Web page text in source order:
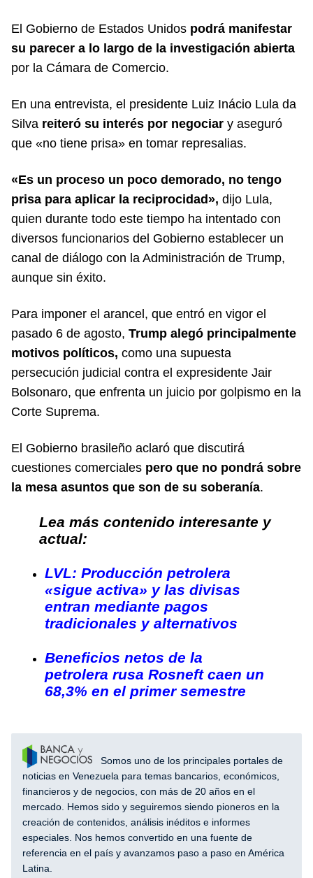
El Gobierno de Estados Unidos podrá manifestar
su parecer a lo largo de la investigación abierta
por la Cámara de Comercio.
En una entrevista, el presidente Luiz Inácio Lula da
Silva reiteró su interés por negociar y aseguró
que «no tiene prisa» en tomar represalias.
«Es un proceso un poco demorado, no tengo
prisa para aplicar la reciprocidad», dijo Lula,
quien durante todo este tiempo ha intentado con
diversos funcionarios del Gobierno establecer un
canal de diálogo con la Administración de Trump,
aunque sin éxito.
Para imponer el arancel, que entró en vigor el
pasado 6 de agosto, Trump alegó principalmente
motivos políticos, como una supuesta
persecución judicial contra el expresidente Jair
Bolsonaro, que enfrenta un juicio por golpismo en la
Corte Suprema.
El Gobierno brasileño aclaró que discutirá
cuestiones comerciales pero que no pondrá sobre
la mesa asuntos que son de su soberanía.
Lea más contenido interesante y
actual:
LVL: Producción petrolera
«sigue activa» y las divisas
entran mediante pagos
tradicionales y alternativos
Beneficios netos de la
petrolera rusa Rosneft caen un
68,3% en el primer semestre
Somos uno de los principales portales de
noticias en Venezuela para temas bancarios, económicos,
financieros y de negocios, con más de 20 años en el
mercado. Hemos sido y seguiremos siendo pioneros en la
creación de contenidos, análisis inéditos e informes
especiales. Nos hemos convertido en una fuente de
referencia en el país y avanzamos paso a paso en América
Latina.